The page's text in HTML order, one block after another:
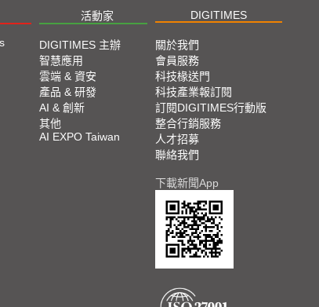
活動家 DIGITIMES
DIGITIMES 主辦
智慧應用
雲端 & 資安
產品 & 研發
AI & 創新
其他
AI EXPO Taiwan
關於我們
會員服務
科技椽送門
科技產業報訂閱
訂閱DIGITIMES行動版
整合行銷服務
人才招募
聯絡我們
下載新聞App